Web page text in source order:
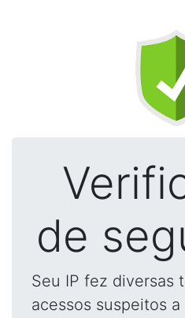
de
Seu IP fez diversas
acessos suspeitos